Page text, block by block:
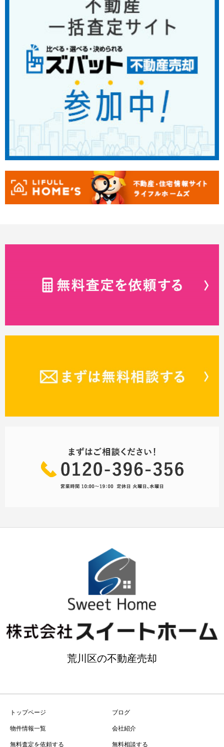
荒川区の不動産売却
トップページ
ブログ
物件情報一覧
会社紹介
無料査定を依頼する
無料相談する